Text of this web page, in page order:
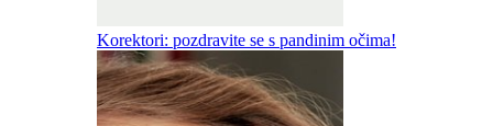
Korektori: pozdravite se s pandinim očima!